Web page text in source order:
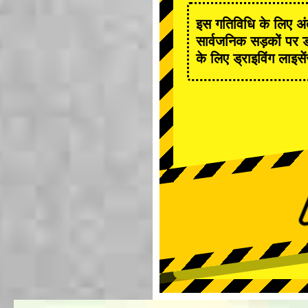
इस गतिविधि के लिए
सार्वजनिक सड़कों पर
के लिए ड्राइविंग